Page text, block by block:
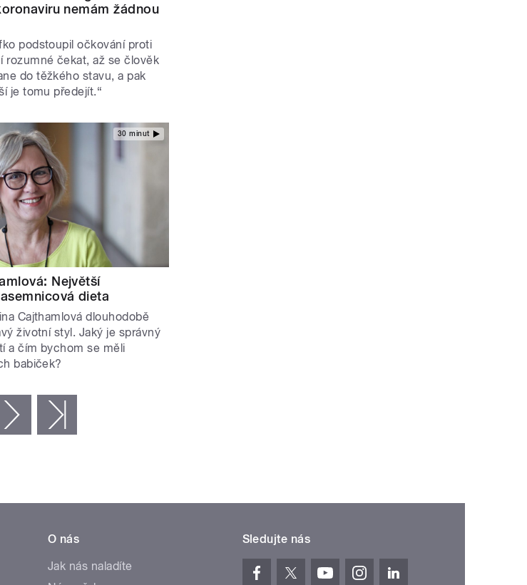
nemám žádnou
podstoupil očkování proti
rozumné čekat, až se člověk
do těžkého stavu, a pak
je tomu předejít.“
30 minut
Největší
dieta
Cajthamlová dlouhodobě
životní styl. Jaký je správný
a čím bychom se měli
babiček?
následující ›
O nás
Jak nás naladíte
Sledujte nás